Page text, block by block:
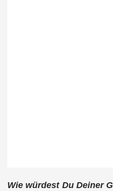
Wie würdest Du Deiner